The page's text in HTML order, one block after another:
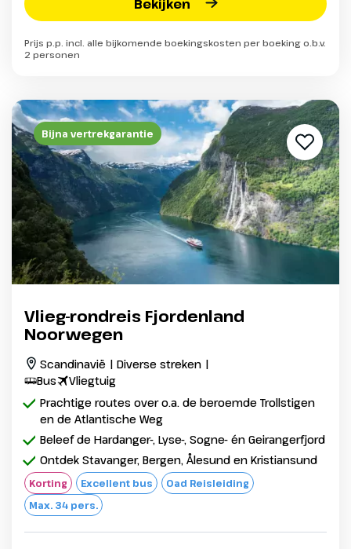
Bekijken
Prijs p.p. incl. alle bijkomende boekingskosten per boeking o.b.v.
2 personen
Bijna vertrekgarantie
Vlieg-rondreis Fjordenland
Noorwegen
Scandinavië | Diverse streken |
Bus
Vliegtuig
Prachtige routes over o.a. de beroemde Trollstigen
en de Atlantische Weg
Beleef de Hardanger-, Lyse-, Sogne- én Geirangerfjord
Ontdek Stavanger, Bergen, Ålesund en Kristiansund
Korting Excellent bus
Oad Reisleiding
Max. 34 pers.